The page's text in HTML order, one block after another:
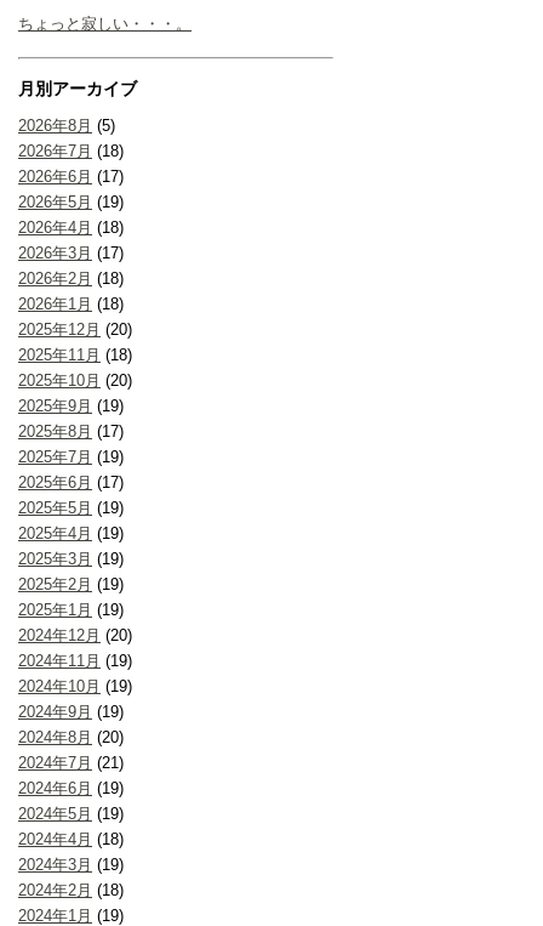
ちょっと寂しい・・・。
月別アーカイブ
2026年8月 (5)
2026年7月 (18)
2026年6月 (17)
2026年5月 (19)
2026年4月 (18)
2026年3月 (17)
2026年2月 (18)
2026年1月 (18)
2025年12月 (20)
2025年11月 (18)
2025年10月 (20)
2025年9月 (19)
2025年8月 (17)
2025年7月 (19)
2025年6月 (17)
2025年5月 (19)
2025年4月 (19)
2025年3月 (19)
2025年2月 (19)
2025年1月 (19)
2024年12月 (20)
2024年11月 (19)
2024年10月 (19)
2024年9月 (19)
2024年8月 (20)
2024年7月 (21)
2024年6月 (19)
2024年5月 (19)
2024年4月 (18)
2024年3月 (19)
2024年2月 (18)
2024年1月 (19)